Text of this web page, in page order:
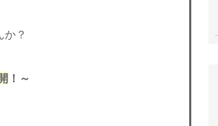
？
！～